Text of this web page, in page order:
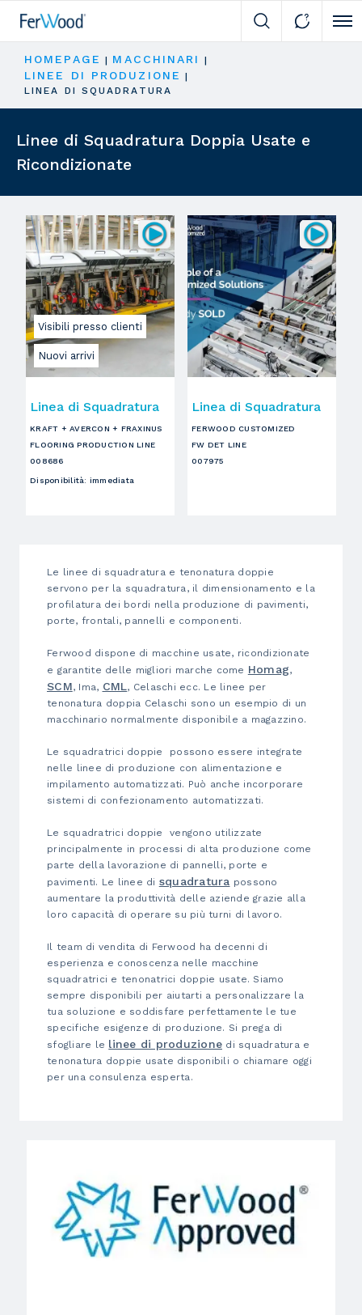
HOMEPAGE | MACCHINARI |
LINEE DI PRODUZIONE |
LINEA DI SQUADRATURA
Linee di Squadratura Doppia Usate e
Ricondizionate
Nuovi arrivi
Visibili presso clienti
Linea di Squadratura
KRAFT + AVERCON + FRAXINUS
FLOORING PRODUCTION LINE
008686
Disponibilità: immediata
Linea di Squadratura
FERWOOD CUSTOMIZED
FW DET LINE
007975
Le linee di squadratura e tenonatura doppie
servono per la squadratura, il dimensionamento e la
profilatura dei bordi nella produzione di pavimenti,
porte, frontali, pannelli e componenti.
Ferwood dispone di macchine usate, ricondizionate
e garantite delle migliori marche come Homag,
SCM, Ima, CML, Celaschi ecc. Le linee per
tenonatura doppia Celaschi sono un esempio di un
macchinario normalmente disponibile a magazzino.
Le squadratrici doppie possono essere integrate
nelle linee di produzione con alimentazione e
impilamento automatizzati. Può anche incorporare
sistemi di confezionamento automatizzati.
Le squadratrici doppie vengono utilizzate
principalmente in processi di alta produzione come
parte della lavorazione di pannelli, porte e
pavimenti. Le linee di squadratura possono
aumentare la produttività delle aziende grazie alla
loro capacità di operare su più turni di lavoro.
Il team di vendita di Ferwood ha decenni di
esperienza e conoscenza nelle macchine
squadratrici e tenonatrici doppie usate. Siamo
sempre disponibili per aiutarti a personalizzare la
tua soluzione e soddisfare perfettamente le tue
specifiche esigenze di produzione. Si prega di
sfogliare le linee di produzione di squadratura e
tenonatura doppie usate disponibili o chiamare oggi
per una consulenza esperta.